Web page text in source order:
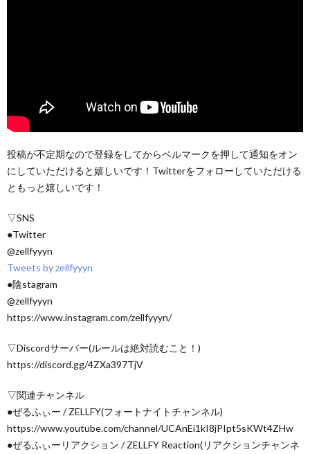
投稿が不定期なので登録をしてからベルマークを押して通知をオン
にしていただけると嬉しいです！Twitterをフォローしていただける
ともっと嬉しいです！
▽SNS
●Twitter
@zellfyyyn
Tweets by zellfyyyn
●陰stagram
@zellfyyyn
https://www.instagram.com/zellfyyyn/
▽Discordサーバー(ルールは絶対読むこと！)
https://discord.gg/4ZXa397TjV
▽関連チャンネル
●ぜるふぃー / ZELLFY(フォートナイトチャンネル)
https://www.youtube.com/channel/UCAnEi1kI8jPIpt5sKWt4ZHw
●ぜるふぃーリアクション / ZELLFY Reaction(リアクションチャンネ